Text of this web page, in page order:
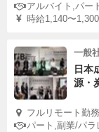
アルバイト,パー
時給1,140〜
一般
日本
源・
フルリモート勤
パート,副業/パラ